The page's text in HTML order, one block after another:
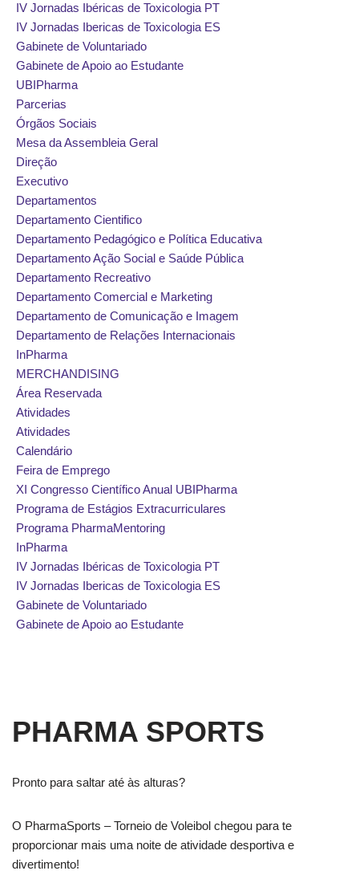
IV Jornadas Ibéricas de Toxicologia PT
IV Jornadas Ibericas de Toxicologia ES
Gabinete de Voluntariado
Gabinete de Apoio ao Estudante
UBIPharma
Parcerias
Órgãos Sociais
Mesa da Assembleia Geral
Direção
Executivo
Departamentos
Departamento Cientifico
Departamento Pedagógico e Política Educativa
Departamento Ação Social e Saúde Pública
Departamento Recreativo
Departamento Comercial e Marketing
Departamento de Comunicação e Imagem
Departamento de Relações Internacionais
InPharma
MERCHANDISING
Área Reservada
Atividades
Atividades
Calendário
Feira de Emprego
XI Congresso Científico Anual UBIPharma
Programa de Estágios Extracurriculares
Programa PharmaMentoring
InPharma
IV Jornadas Ibéricas de Toxicologia PT
IV Jornadas Ibericas de Toxicologia ES
Gabinete de Voluntariado
Gabinete de Apoio ao Estudante
PHARMA SPORTS
Pronto para saltar até às alturas?
O PharmaSports – Torneio de Voleibol chegou para te
proporcionar mais uma noite de atividade desportiva e
divertimento!